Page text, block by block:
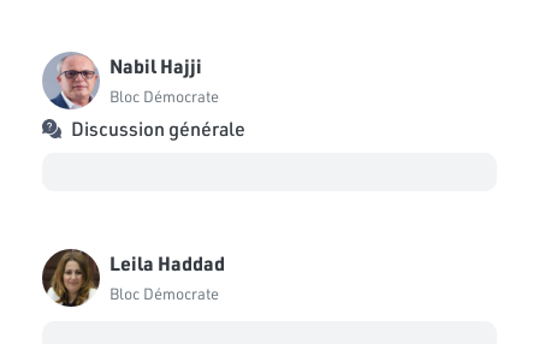
Nabil Hajji
Bloc Démocrate
Discussion générale
Leila Haddad
Bloc Démocrate